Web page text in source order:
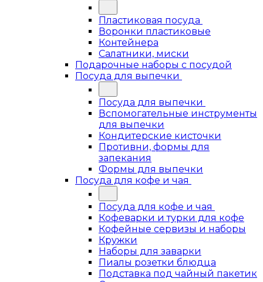
Пластиковая посуда
Воронки пластиковые
Контейнера
Салатники, миски
Подарочные наборы с посудой
Посуда для выпечки
Посуда для выпечки
Вспомогательные инструменты
для выпечки
Кондитерские кисточки
Противни, формы для
запекания
Формы для выпечки
Посуда для кофе и чая
Посуда для кофе и чая
Кофеварки и турки для кофе
Кофейные сервизы и наборы
Кружки
Наборы для заварки
Пиалы розетки блюдца
Подставка под чайный пакетик